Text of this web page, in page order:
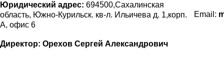
Юридический адрес: 694500,Сахалинская
область, Южно-Курильск. кв-л. Ильичева д. 1,корп.
А, офис 6
Директор: Орехов Сергей Александрович
Email: